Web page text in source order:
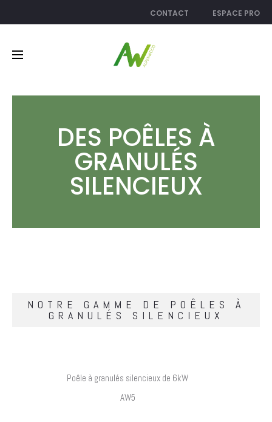
CONTACT ESPACE PRO
DES POÊLES À
GRANULÉS
SILENCIEUX
NOTRE GAMME DE POÊLES À
GRANULÉS SILENCIEUX
Poêle à granulés silencieux de 6kW
AW5